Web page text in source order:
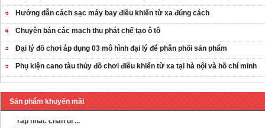
Hướng dẫn cách sạc máy bay điều khiển từ xa đúng cách
Chuyên bán các mạch thu phát chế tạo ô tô
Đại lý đồ chơi áp dụng 03 mô hình đại lý để phân phối sản phẩm
Phụ kiện cano tàu thủy đồ chơi điều khiển từ xa tại hà nội và hồ chí minh
Sản phẩm khuyến mãi
OT35 robot lắp
ráp nhấc chân di ...